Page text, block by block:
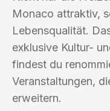
Monaco attraktiv,
Lebensqualität.
exklusive Kultur-
findest du
Veranstaltungen,
erweitern.